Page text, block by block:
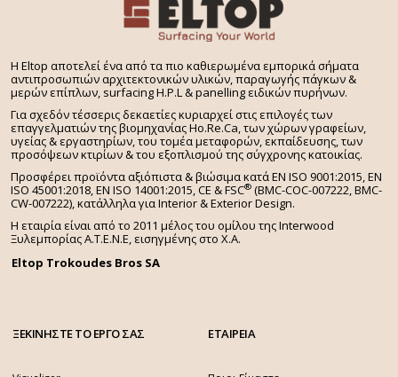
H Eltop αποτελεί ένα από τα πιο καθιερωμένα εμπορικά σήματα
αντιπροσωπιών αρχιτεκτονικών υλικών, παραγωγής πάγκων &
μερών επίπλων, surfacing H.P.L & panelling ειδικών πυρήνων.
Για σχεδόν τέσσερις δεκαετίες κυριαρχεί στις επιλογές των
επαγγελματιών της βιομηχανίας Ho.Re.Ca, των χώρων γραφείων,
υγείας & εργαστηρίων, του τομέα μεταφορών, εκπαίδευσης, των
προσόψεων κτιρίων & του εξοπλισμού της σύγχρονης κατοικίας.
Προσφέρει προϊόντα αξιόπιστα & βιώσιμα κατά EN ISO 9001:2015, EN
ISO 45001:2018, EN ISO 14001:2015,CE & FSC® (BMC-COC-007222, BMC-
CW-007222), κατάλληλα για Interior & Exterior Design.
Η εταιρία είναι από το 2011 μέλος του ομίλου της Interwood
Ξυλεμπορίας Α.Τ.Ε.Ν.Ε, εισηγμένης στο Χ.A.
Eltop Trokoudes Bros SA
ΞΕΚΙΝΗΣΤΕ ΤΟ ΕΡΓΟ ΣΑΣ ΕΤΑΙΡΕΙΑ